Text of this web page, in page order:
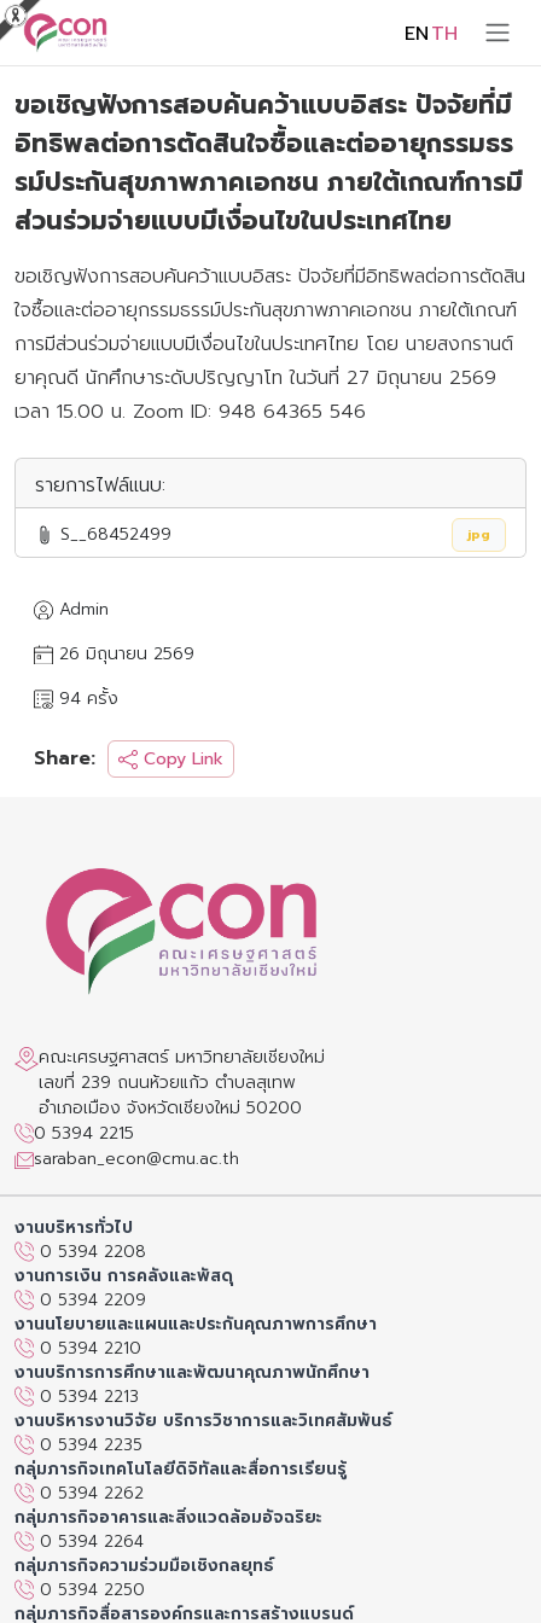
ENTH
ขอเชิญฟังการสอบค้นคว้าแบบอิสระ ปัจจัยที่มี
อิทธิพลต่อการตัดสินใจซื้อและต่ออายุกรรมธร
รม์ประกันสุขภาพภาคเอกชน ภายใต้เกณฑ์การมี
ส่วนร่วมจ่ายแบบมีเงื่อนไขในประเทศไทย
ขอเชิญฟังการสอบค้นคว้าแบบอิสระ ปัจจัยที่มีอิทธิพลต่อการตัดสิน
ใจซื้อและต่ออายุกรรมธรรม์ประกันสุขภาพภาคเอกชน ภายใต้เกณฑ์
การมีส่วนร่วมจ่ายแบบมีเงื่อนไขในประเทศไทย โดย นายสงกรานต์
ยาคุณดี นักศึกษาระดับปริญญาโท ในวันที่ 27 มิถุนายน 2569
เวลา 15.00 น. Zoom ID: 948 64365 546
รายการไฟล์แนบ:
S__68452499 jpg
Admin
26 มิถุนายน 2569
94 ครั้ง
Share: Copy Link
คณะเศรษฐศาสตร์ มหาวิทยาลัยเชียงใหม่
เลขที่ 239 ถนนห้วยแก้ว ตำบลสุเทพ
อำเภอเมือง จังหวัดเชียงใหม่ 50200
0 5394 2215
saraban_econ@cmu.ac.th
งานบริหารทั่วไป
0 5394 2208
งานการเงิน การคลังและพัสดุ
0 5394 2209
งานนโยบายและแผนและประกันคุณภาพการศึกษา
0 5394 2210
งานบริการการศึกษาและพัฒนาคุณภาพนักศึกษา
0 5394 2213
งานบริหารงานวิจัย บริการวิชาการและวิเทศสัมพันธ์
0 5394 2235
กลุ่มภารกิจเทคโนโลยีดิจิทัลและสื่อการเรียนรู้
0 5394 2262
กลุ่มภารกิจอาคารและสิ่งแวดล้อมอัจฉริยะ
0 5394 2264
กลุ่มภารกิจความร่วมมือเชิงกลยุทธ์
0 5394 2250
กลุ่มภารกิจสื่อสารองค์กรและการสร้างแบรนด์